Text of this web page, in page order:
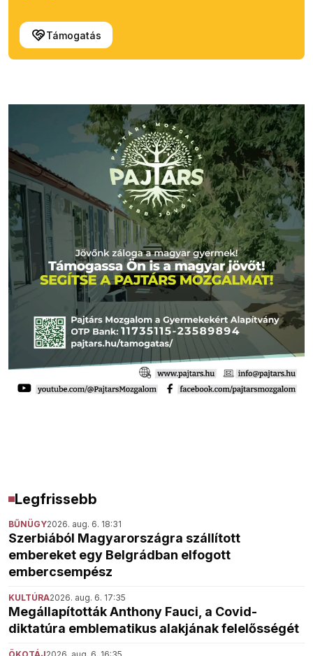
Támogatás
Legfrissebb
BŰNÜGY2026. aug. 6. 18:31
Szerbiából Magyarországra szállított
embereket egy Belgrádban elfogott
embercsempész
KULTÚRA2026. aug. 6. 17:35
Megállapították Anthony Fauci, a Covid-
diktatúra emblematikus alakjának felelősségét